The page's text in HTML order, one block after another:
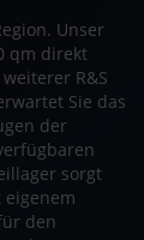
Unser
qm direkt
R&S
Sie das
der
sorgt
den